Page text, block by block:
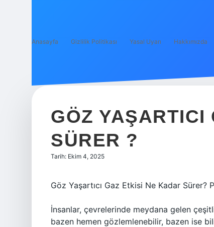
Anasayfa Gizlilik Politikası Yasal Uyarı Hakkımızda
GÖZ
SÜRER ?
Tarih: Ekim 4, 2025
Göz Yaşartıcı Gaz Etkisi Ne Kadar Sürer?
İnsanlar, çevrelerinde meydana gelen
bazen hemen gözlemlenebilir, bazen ise